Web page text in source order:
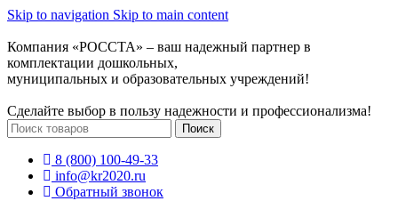
Skip to navigation Skip to main content
Компания «РОССТА» – ваш надежный партнер в
комплектации дошкольных,
муниципальных и образовательных учреждений!
Сделайте выбор в пользу надежности и профессионализма!
Поиск
8 (800) 100-49-33
info@kr2020.ru
Обратный звонок